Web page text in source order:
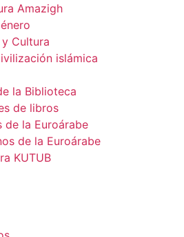
Amazigh
Cultura
islámica
la Biblioteca
de libros
de la Euroárabe
de la Euroárabe
KUTUB